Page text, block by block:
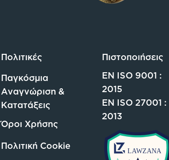
Πολιτικές
Παγκόσμια
Αναγνώριση &
Κατατάξεις
Όροι Χρήσης
Πολιτική Cookie
Πιστοποιήσεις
EN ISO 9001 :
2015
EN ISO 27001 :
2013